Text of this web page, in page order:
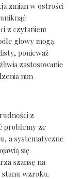
zmian w ostrości
z czytaniem
głowy mogą
ponieważ
zastosowanie
nim
z
problemy ze
a systematyczne
się
szansę na
stanu wzroku.